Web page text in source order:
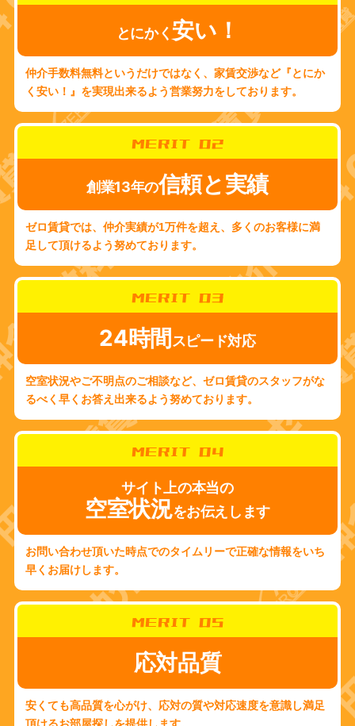
とにかく 安い！
仲介手数料無料というだけではなく、家賃交渉など『とにか
く安い！』を実現出来るよう営業努力をしております。
MERIT 02
創業13年の信頼と実績
ゼロ賃貸では、仲介実績が1万件を超え、多くのお客様に満
足して頂けるよう努めております。
MERIT 03
24時間 スピード対応
空室状況やご不明点のご相談など、ゼロ賃貸のスタッフがな
るべく早くお答え出来るよう努めております。
MERIT 04
サイト上の本当の
空室状況をお伝えします
お問い合わせ頂いた時点でのタイムリーで正確な情報をいち
早くお届けします。
MERIT 05
応対品質
安くても高品質を心がけ、応対の質や対応速度を意識し満足